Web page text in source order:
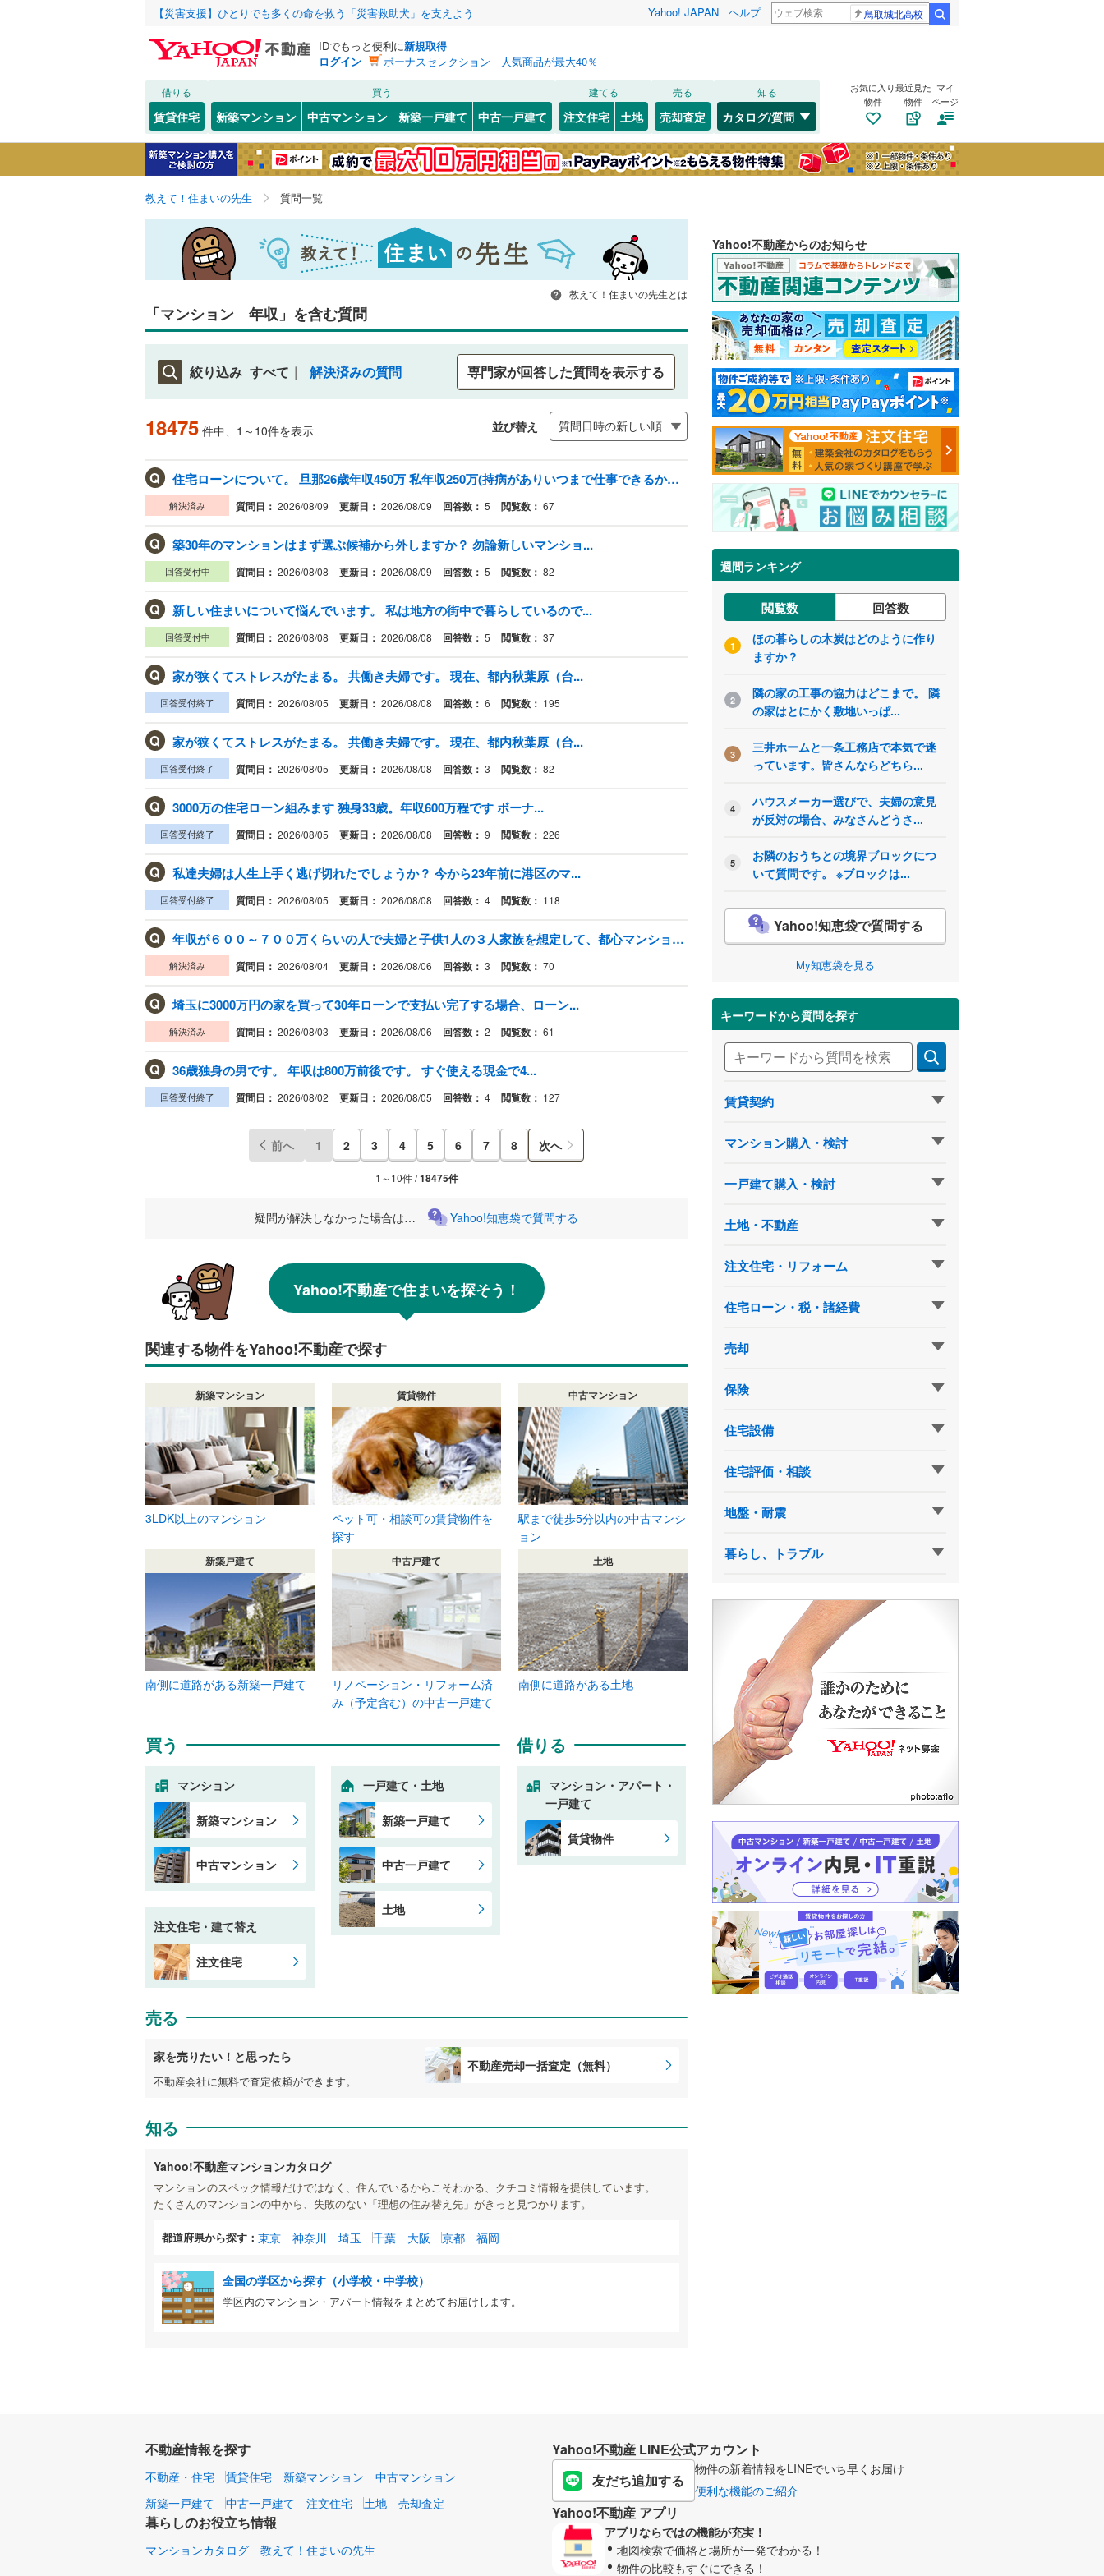
【災害支援】ひとりでも多くの命を救う「災害救助犬」を支えよう Yahoo! JAPAN ヘルプ 鳥取城北高校
IDでもっと便利に新規取得
ログイン
ボーナスセレクション 人気商品が最大40％
借りる
賃貸住宅
買う
新築マンション 中古マンション 新築一戸建て 中古一戸建て
建てる
注文住宅 土地
売る
売却査定
知る
カタログ/質問
お気に入り
物件
最近見た
物件
マイ
ページ
教えて！住まいの先生 質問一覧
教えて！住まいの先生とは
「マンション 年収」を含む質問
絞り込み すべて 解決済みの質問 専門家が回答した質問を表示する
18475 件中、1～10件を表示 並び替え
Q 住宅ローンについて。 旦那26歳年収450万 私年収250万(持病がありいつまで仕事できるかわかりません) 子は1人(0歳) 新築マンションの購入を考えています。
解決済み 質問日： 2026/08/09 更新日： 2026/08/09 回答数： 5 閲覧数： 67
Q 築30年のマンションはまず選ぶ候補から外しますか？ 勿論新しいマンショ...
回答受付中 質問日： 2026/08/08 更新日： 2026/08/09 回答数： 5 閲覧数： 82
Q 新しい住まいについて悩んでいます。 私は地方の街中で暮らしているので...
回答受付中 質問日： 2026/08/08 更新日： 2026/08/08 回答数： 5 閲覧数： 37
Q 家が狭くてストレスがたまる。 共働き夫婦です。 現在、都内秋葉原（台...
回答受付終了 質問日： 2026/08/05 更新日： 2026/08/08 回答数： 6 閲覧数： 195
Q 家が狭くてストレスがたまる。 共働き夫婦です。 現在、都内秋葉原（台...
回答受付終了 質問日： 2026/08/05 更新日： 2026/08/08 回答数： 3 閲覧数： 82
Q 3000万の住宅ローン組みます 独身33歳。年収600万程です ボーナ...
回答受付終了 質問日： 2026/08/05 更新日： 2026/08/08 回答数： 9 閲覧数： 226
Q 私達夫婦は人生上手く逃げ切れたでしょうか？ 今から23年前に港区のマ...
回答受付終了 質問日： 2026/08/05 更新日： 2026/08/08 回答数： 4 閲覧数： 118
Q 年収が６００～７００万くらいの人で夫婦と子供1人の３人家族を想定して、都心マンションと郊外戸建てはどちらが良いのでしょうか。
解決済み 質問日： 2026/08/04 更新日： 2026/08/06 回答数： 3 閲覧数： 70
Q 埼玉に3000万円の家を買って30年ローンで支払い完了する場合、ローン...
解決済み 質問日： 2026/08/03 更新日： 2026/08/06 回答数： 2 閲覧数： 61
Q 36歳独身の男です。 年収は800万前後です。 すぐ使える現金で4...
回答受付終了 質問日： 2026/08/02 更新日： 2026/08/05 回答数： 4 閲覧数： 127
前へ 1 2 3 4 5 6 7 8 次へ
1～10件 /18475件
疑問が解決しなかった場合は… Yahoo!知恵袋で質問する
Yahoo!不動産で住まいを探そう！
関連する物件をYahoo!不動産で探す
新築マンション
3LDK以上のマンション
賃貸物件
ペット可・相談可の賃貸物件を
探す
中古マンション
駅まで徒歩5分以内の中古マンシ
ョン
新築戸建て
南側に道路がある新築一戸建て
中古戸建て
リノベーション・リフォーム済
み（予定含む）の中古一戸建て
土地
南側に道路がある土地
買う
マンション
新築マンション
中古マンション
注文住宅・建て替え
注文住宅
一戸建て・土地
新築一戸建て
中古一戸建て
土地
借りる
マンション・アパート・
一戸建て
賃貸物件
売る
家を売りたい！と思ったら
不動産会社に無料で査定依頼ができます。
不動産売却一括査定（無料）
知る
Yahoo!不動産マンションカタログ
マンションのスペック情報だけではなく、住んでいるからこそわかる、クチコミ情報を提供しています。
たくさんのマンションの中から、失敗のない「理想の住み替え先」がきっと見つかります。
都道府県から探す： 東京 神奈川 埼玉 千葉 大阪 京都 福岡
全国の学区から探す（小学校・中学校）
学区内のマンション・アパート情報をまとめてお届けします。
Yahoo!不動産からのお知らせ
週間ランキング
閲覧数 回答数
1
ほの暮らしの木炭はどのように作り
ますか？
2
隣の家の工事の協力はどこまで。 隣
の家はとにかく敷地いっぱ...
3
三井ホームと一条工務店で本気で迷
っています。皆さんならどちら...
4
ハウスメーカー選びで、夫婦の意見
が反対の場合、みなさんどうさ...
5
お隣のおうちとの境界ブロックにつ
いて質問です。 ※ブロックは...
Yahoo!知恵袋で質問する
My知恵袋を見る
キーワードから質問を探す
賃貸契約
マンション購入・検討
一戸建て購入・検討
土地・不動産
注文住宅・リフォーム
住宅ローン・税・諸経費
売却
保険
住宅設備
住宅評価・相談
地盤・耐震
暮らし、トラブル
不動産情報を探す
不動産・住宅 賃貸住宅 新築マンション
中古マンション
新築一戸建て
中古一戸建て 注文住宅 土地 売却査定
暮らしのお役立ち情報
マンションカタログ 教えて！住まいの先生
Yahoo!不動産 LINE公式アカウント
友だち追加する
物件の新着情報をLINEでいち早くお届け
便利な機能のご紹介
Yahoo!不動産 アプリ
アプリならではの機能が充実！
地図検索で価格と場所が一発でわかる！
物件の比較もすぐにできる！